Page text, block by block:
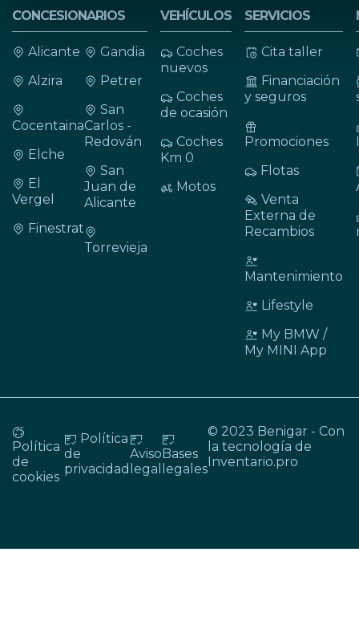
CONCESIONARIOS
Alicante
Alzira
Cocentaina
Elche
El
Vergel
Finestrat
Gandia
Petrer
San
Carlos -
Redován
San
Juan de
Alicante
Torrevieja
VEHÍCULOS
Coches
nuevos
Coches
de ocasión
Coches
Km 0
Motos
SERVICIOS
Cita taller
Financiación
y seguros
Promociones
Flotas
Venta
Externa de
Recambios
Mantenimiento
Lifestyle
My BMW /
My MINI App
Política
de
cookies
Política
de
privacidad
Aviso
legal
Bases
legales
© 2023 Benigar - Con
la tecnología de
Inventario.pro